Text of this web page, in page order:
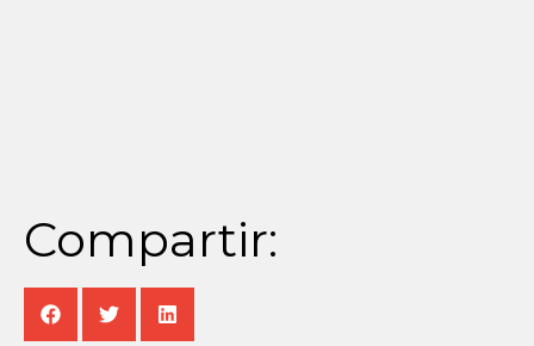
Compartir: